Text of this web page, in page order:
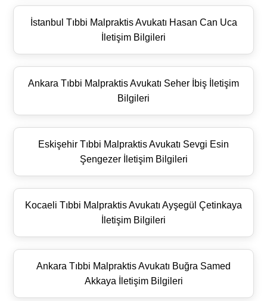
İstanbul Tıbbi Malpraktis Avukatı Hasan Can Uca
İletişim Bilgileri
Ankara Tıbbi Malpraktis Avukatı Seher İbiş İletişim
Bilgileri
Eskişehir Tıbbi Malpraktis Avukatı Sevgi Esin
Şengezer İletişim Bilgileri
Kocaeli Tıbbi Malpraktis Avukatı Ayşegül Çetinkaya
İletişim Bilgileri
Ankara Tıbbi Malpraktis Avukatı Buğra Samed
Akkaya İletişim Bilgileri